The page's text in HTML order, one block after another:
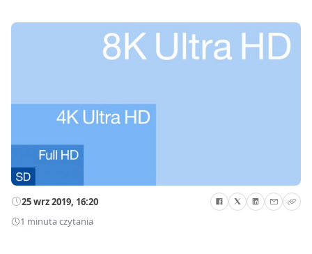
25 wrz 2019, 16:20
1 minuta czytania